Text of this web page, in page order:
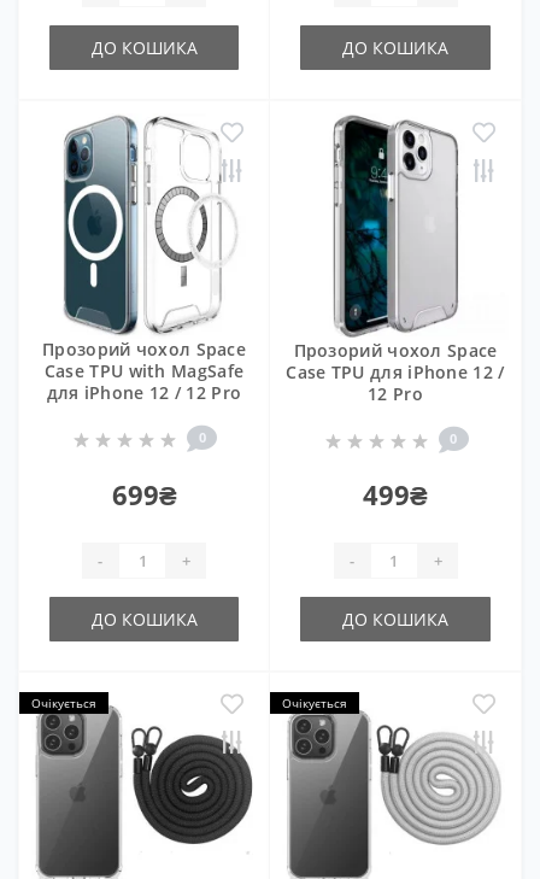
ДО КОШИКА ДО КОШИКА
Прозорий чохол Space
Case TPU with MagSafe
для iPhone 12 / 12 Pro
0
699₴
- +
ДО КОШИКА
Прозорий чохол Space
Case TPU для iPhone 12 /
12 Pro
0
499₴
- +
ДО КОШИКА
Очікується Очікується